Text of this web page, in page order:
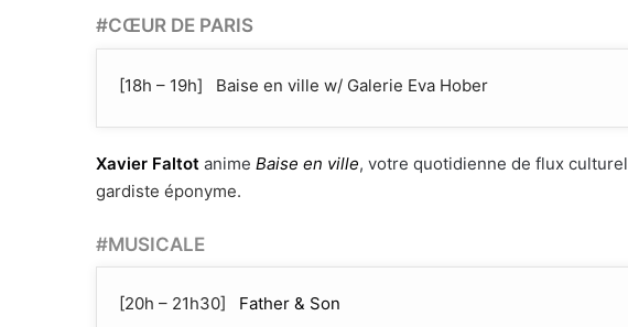
#CŒUR DE PARIS
[18h – 19h] Baise en ville w/ Galerie Eva Hober
Xavier Faltot anime Baise en ville, votre quotidienne de flux
gardiste éponyme.
#MUSICALE
[20h – 21h30] Father & Son